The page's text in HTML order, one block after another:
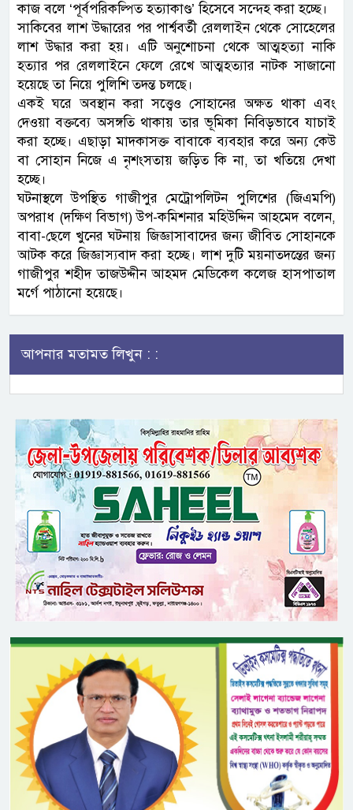
কাজ বলে ‘পূর্বপরিকল্পিত হত্যাকাণ্ড’ হিসেবে সন্দেহ করা হচ্ছে।
সাকিবের লাশ উদ্ধারের পর পার্শ্ববর্তী রেললাইন থেকে সোহেলের
লাশ উদ্ধার করা হয়। এটি অনুশোচনা থেকে আত্মহত্যা নাকি
হত্যার পর রেললাইনে ফেলে রেখে আত্মহত্যার নাটক সাজানো
হয়েছে তা নিয়ে পুলিশি তদন্ত চলছে।
একই ঘরে অবস্থান করা সত্ত্বেও সোহানের অক্ষত থাকা এবং
দেওয়া বক্তব্যে অসঙ্গতি থাকায় তার ভূমিকা নিবিড়ভাবে যাচাই
করা হচ্ছে। এছাড়া মাদকাসক্ত বাবাকে ব্যবহার করে অন্য কেউ
বা সোহান নিজে এ নৃশংসতায় জড়িত কি না, তা খতিয়ে দেখা
হচ্ছে।
ঘটনাস্থলে উপস্থিত গাজীপুর মেট্রোপলিটন পুলিশের (জিএমপি)
অপরাধ (দক্ষিণ বিভাগ) উপ-কমিশনার মহিউদ্দিন আহমেদ বলেন,
বাবা-ছেলে খুনের ঘটনায় জিজ্ঞাসাবাদের জন্য জীবিত সোহানকে
আটক করে জিজ্ঞাস্যবাদ করা হচ্ছে। লাশ দুটি ময়নাতদন্তের জন্য
গাজীপুর শহীদ তাজউদ্দীন আহমদ মেডিকেল কলেজ হাসপাতাল
মর্গে পাঠানো হয়েছে।
আপনার মতামত লিখুন : :